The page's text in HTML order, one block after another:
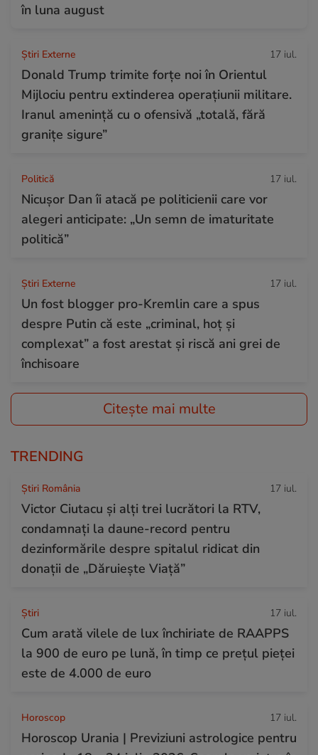
în luna august
Știri Externe 17 iul.
Donald Trump trimite forțe noi în Orientul
Mijlociu pentru extinderea operațiunii militare.
Iranul amenință cu o ofensivă „totală, fără
granițe sigure”
Politică 17 iul.
Nicușor Dan îi atacă pe politicienii care vor
alegeri anticipate: „Un semn de imaturitate
politică”
Știri Externe 17 iul.
Un fost blogger pro-Kremlin care a spus
despre Putin că este „criminal, hoț și
complexat” a fost arestat și riscă ani grei de
închisoare
Citește mai multe
TRENDING
Știri România 17 iul.
Victor Ciutacu și alți trei lucrători la RTV,
condamnați la daune-record pentru
dezinformările despre spitalul ridicat din
donații de „Dăruiește Viață”
Ştiri 17 iul.
Cum arată vilele de lux închiriate de RAAPPS
la 900 de euro pe lună, în timp ce prețul pieței
este de 4.000 de euro
Horoscop 17 iul.
Horoscop Urania | Previziuni astrologice pentru